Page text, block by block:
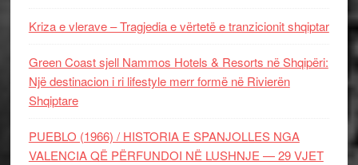
Kriza e vlerave – Tragjedia e vërtetë e tranzicionit shqiptar
Green Coast sjell Nammos Hotels & Resorts në Shqipëri:
Një destinacion i ri lifestyle merr formë në Rivierën
Shqiptare
PUEBLO (1966) / HISTORIA E SPANJOLLES NGA
VALENCIA QË PËRFUNDOI NË LUSHNJE — 29 VJET